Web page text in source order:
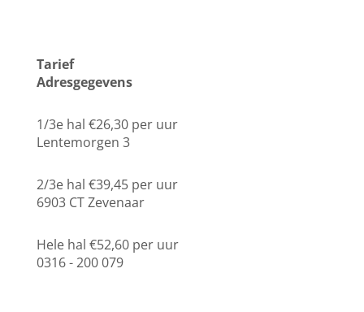
Tarief
Adresgegevens
1/3e hal €26,30 per uur
Lentemorgen 3
2/3e hal €39,45 per uur
6903 CT Zevenaar
Hele hal €52,60 per uur
0316 - 200 079